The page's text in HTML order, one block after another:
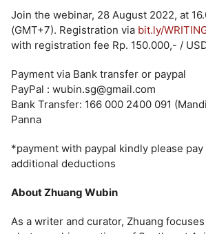
Join the webinar, 28 August 2022, at
(GMT+7). Registration via bit.ly/
with registration fee Rp. 150.000,- /
Payment via Bank transfer or paypal
PayPal : wubin.sg@gmail.com
Bank Transfer: 166 000 2400 091
Panna
*payment with paypal kindly please
additional deductions
About Zhuang Wubin
As a writer and curator, Zhuang